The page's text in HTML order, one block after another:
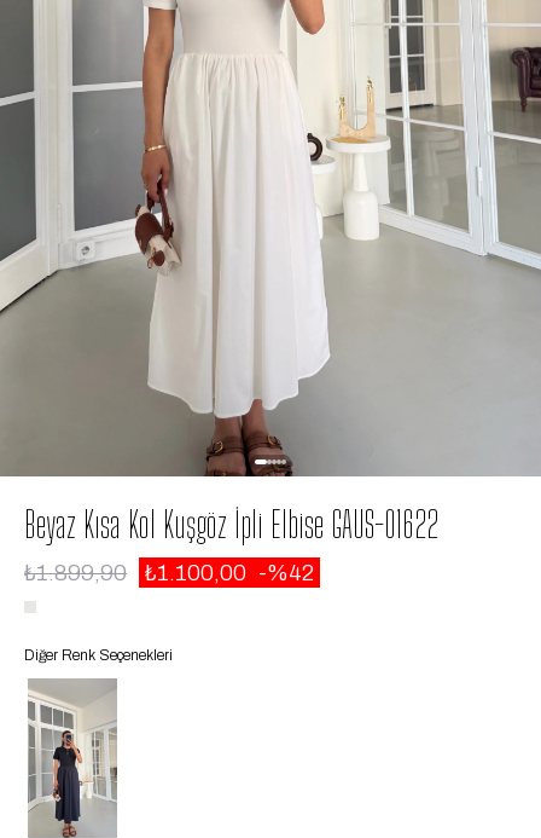
Beyaz Kısa Kol Kuşgöz İpli Elbise GAUS-01622
₺1.899,90 ₺1.100,00 42
Diğer Renk Seçenekleri